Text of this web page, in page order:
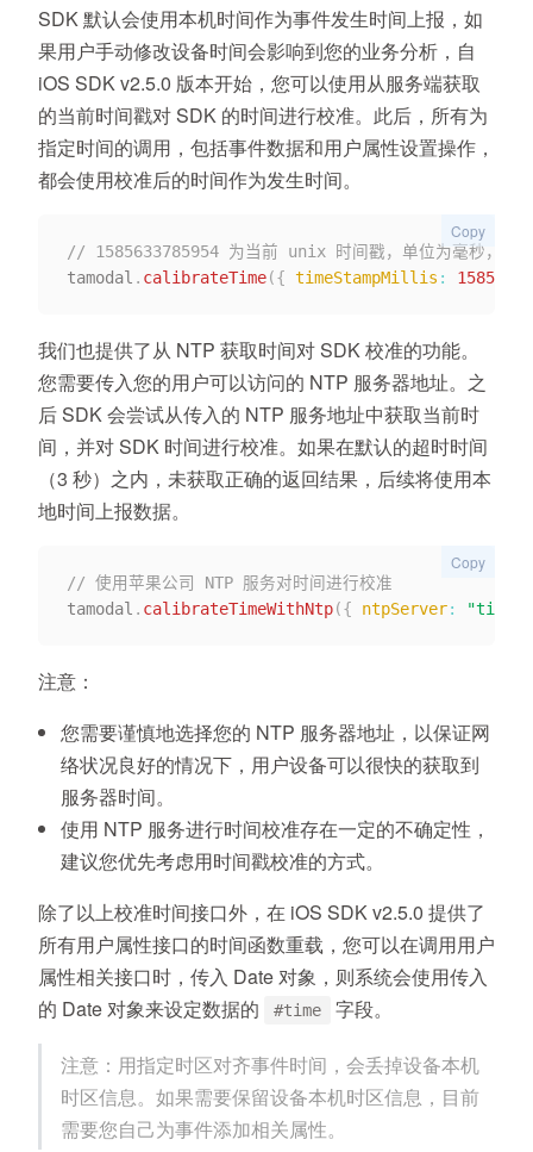
SDK 默认会使用本机时间作为事件发生时间上报，如
果用户手动修改设备时间会影响到您的业务分析，自
iOS SDK v2.5.0 版本开始，您可以使用从服务端获取
的当前时间戳对 SDK 的时间进行校准。此后，所有为
指定时间的调用，包括事件数据和用户属性设置操作，
都会使用校准后的时间作为发生时间。
// 1585633785954 为当前 unix 时间戳，单位为毫秒，
tamodal . calibrateTime({ timeStampMillis :
Copy
我们也提供了从 NTP 获取时间对 SDK 校准的功能。
您需要传入您的用户可以访问的 NTP 服务器地址。之
后 SDK 会尝试从传入的 NTP 服务地址中获取当前时
间，并对 SDK 时间进行校准。如果在默认的超时时间
（3 秒）之内，未获取正确的返回结果，后续将使用本
地时间上报数据。
// 使用苹果公司 NTP 服务对时间进行校准
tamodal . calibrateTimeWithNtp({ ntpServer:
Copy
注意：
您需要谨慎地选择您的 NTP 服务器地址，以保证网
络状况良好的情况下，用户设备可以很快的获取到
服务器时间。
使用 NTP 服务进行时间校准存在一定的不确定性，
建议您优先考虑用时间戳校准的方式。
除了以上校准时间接口外，在 iOS SDK v2.5.0 提供了
所有用户属性接口的时间函数重载，您可以在调用用户
属性相关接口时，传入 Date 对象，则系统会使用传入
的 Date 对象来设定数据的
#time 字段。
注意：用指定时区对齐事件时间，会丢掉设备本机
时区信息。如果需要保留设备本机时区信息，目前
需要您自己为事件添加相关属性。